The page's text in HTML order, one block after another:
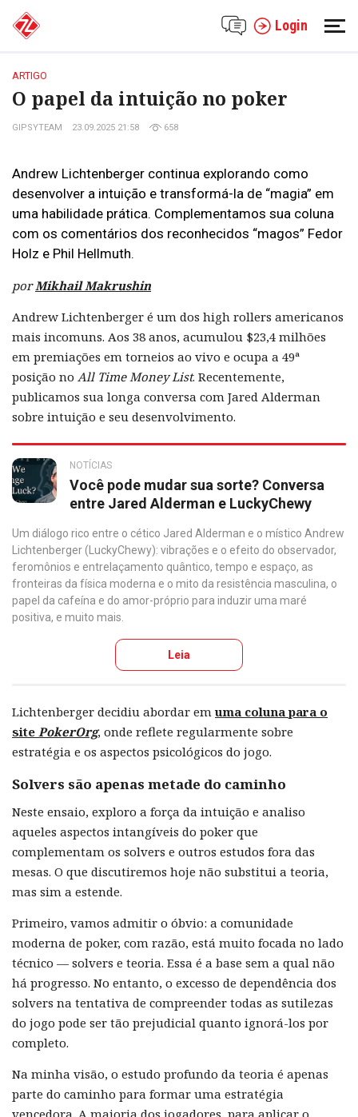
Login
ARTIGO
O papel da intuição no poker
GIPSYTEAM 23.09.2025 21:58 658
Andrew Lichtenberger continua explorando como
desenvolver a intuição e transformá-la de “magia” em
uma habilidade prática. Complementamos sua coluna
com os comentários dos reconhecidos “magos” Fedor
Holz e Phil Hellmuth.
porMikhail Makrushin
Andrew Lichtenberger é um dos high rollers americanos
mais incomuns. Aos 38 anos, acumulou $23,4 milhões
em premiações em torneios ao vivo e ocupa a 49ª
posição no All Time Money List. Recentemente,
publicamos sua longa conversa com Jared Alderman
sobre intuição e seu desenvolvimento.
NOTÍCIAS
Você pode mudar sua sorte? Conversa
entre Jared Alderman e LuckyChewy
Um diálogo rico entre o cético Jared Alderman e o místico Andrew
Lichtenberger (LuckyChewy): vibrações e o efeito do observador,
feromônios e entrelaçamento quântico, tempo e espaço, as
fronteiras da física moderna e o mito da resistência masculina, o
papel da cafeína e do amor-próprio para induzir uma maré
positiva, e muito mais.
Leia
Lichtenberger decidiu abordar em uma coluna para o
site PokerOrg, onde reflete regularmente sobre
estratégia e os aspectos psicológicos do jogo.
Solvers são apenas metade do caminho
Neste ensaio, exploro a força da intuição e analiso
aqueles aspectos intangíveis do poker que
complementam os solvers e outros estudos fora das
mesas. O que discutiremos hoje não substitui a teoria,
mas sim a estende.
Primeiro, vamos admitir o óbvio: a comunidade
moderna de poker, com razão, está muito focada no lado
técnico — solvers e teoria. Essa é a base sem a qual não
há progresso. No entanto, o excesso de dependência dos
solvers na tentativa de compreender todas as sutilezas
do jogo pode ser tão prejudicial quanto ignorá-los por
completo.
Na minha visão, o estudo profundo da teoria é apenas
parte do caminho para formar uma estratégia
vencedora. A maioria dos jogadores, para aplicar o